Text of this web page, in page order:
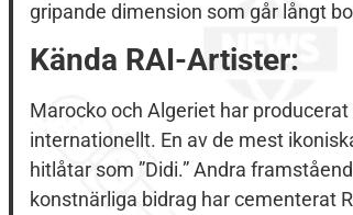
gripande dimension som går långt
Kända RAI-Artister:
Marocko och Algeriet har
internationellt. En av de mest
hitlåtar som ”Didi.” Andra
konstnärliga bidrag har cementerat